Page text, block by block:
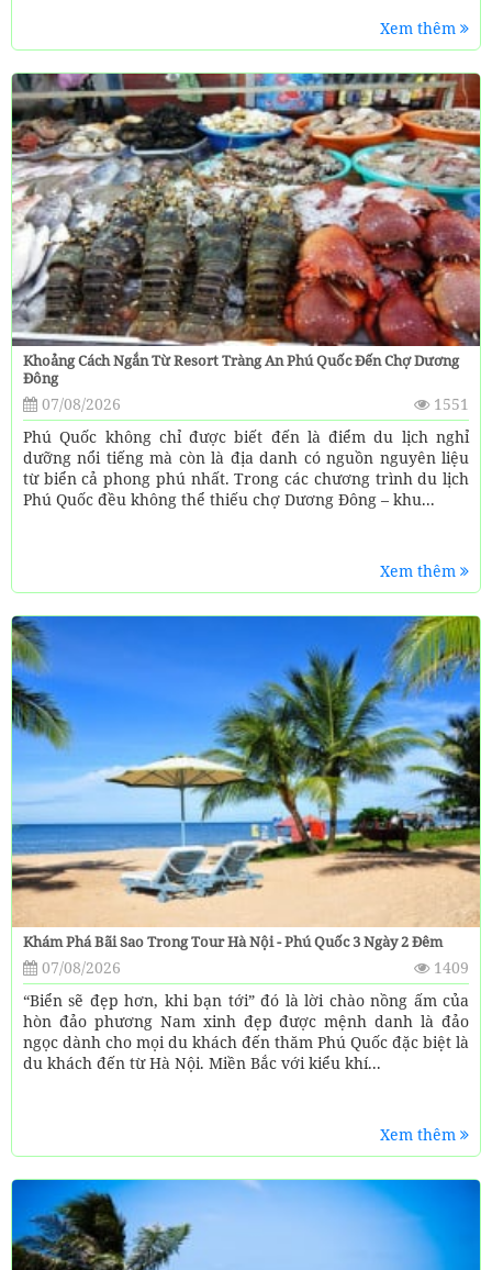
Xem thêm
Khoảng Cách Ngắn Từ Resort Tràng An Phú Quốc Đến Chợ Dương
Đông
07/08/2026
1551
Phú Quốc không chỉ được biết đến là điểm du lịch nghỉ
dưỡng nổi tiếng mà còn là địa danh có nguồn nguyên liệu
từ biển cả phong phú nhất. Trong các chương trình du lịch
Phú Quốc đều không thể thiếu chợ Dương Đông – khu...
Xem thêm
Khám Phá Bãi Sao Trong Tour Hà Nội - Phú Quốc 3 Ngày 2 Đêm
07/08/2026
1409
“Biển sẽ đẹp hơn, khi bạn tới” đó là lời chào nồng ấm của
hòn đảo phương Nam xinh đẹp được mệnh danh là đảo
ngọc dành cho mọi du khách đến thăm Phú Quốc đặc biệt là
du khách đến từ Hà Nội. Miền Bắc với kiểu khí...
Xem thêm